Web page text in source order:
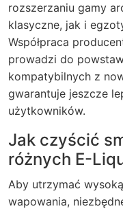
rozszerzaniu gamy
klasyczne, jak i
Współpraca
prowadzi do
kompatybilnych z
gwarantuje jeszcze
użytkowników.
Jak czyścić
różnych E-
Aby utrzymać
wapowania,